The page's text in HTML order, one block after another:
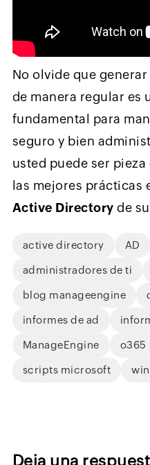
No olvide que
de manera regular es
fundamental para
seguro y bien
usted puede ser
las mejores prácticas
Active Directory de
active directory AD
administradores de ti
blog manageengine
informes de ad
ManageEngine o365
scripts microsoft
Deja una